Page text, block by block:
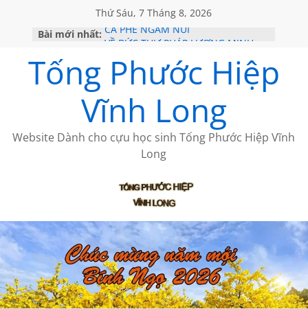
Thứ Sáu, 7 Tháng 8, 2026
Bài mới nhất: CÀ PHÊ NGẮM NÚI
GẶP Ở MỸ
HỌC SỬ HỒI XƯA
MỘT ĐỜI ĐI QUA NHỮNG TRANG
SÁCH
BẤT CHỢT CỦA CHÂU LỆ DUNG
Tống Phước Hiệp
Vĩnh Long
Website Dành cho cựu học sinh Tống Phước Hiệp Vĩnh
Long